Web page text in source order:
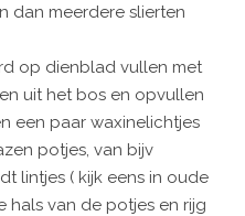
dan meerdere slierten
op dienblad vullen met
uit het bos en opvullen
een paar waxinelichtjes
potjes, van bijv
lintjes ( kijk eens in oude
hals van de potjes en rijg